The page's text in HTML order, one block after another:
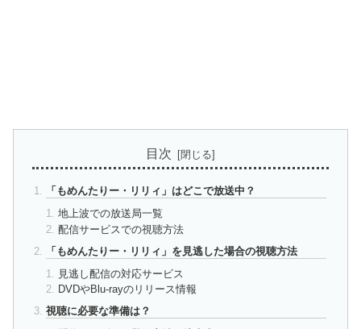
目次
「もめんたりー・リリィ」はどこで放送中？
地上波での放送局一覧
配信サービスでの視聴方法
「もめんたりー・リリィ」を見逃した場合の視聴方法
見逃し配信の対応サービス
DVDやBlu-rayのリリース情報
視聴に必要な準備は？